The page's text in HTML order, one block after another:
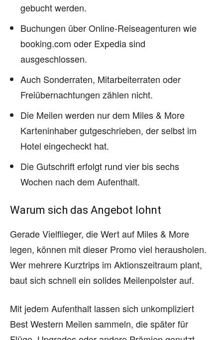
gebucht werden.
Buchungen über Online-Reiseagenturen wie
booking.com oder Expedia sind
ausgeschlossen.
Auch Sonderraten, Mitarbeiterraten oder
Freiübernachtungen zählen nicht.
Die Meilen werden nur dem Miles & More
Karteninhaber gutgeschrieben, der selbst im
Hotel eingecheckt hat.
Die Gutschrift erfolgt rund vier bis sechs
Wochen nach dem Aufenthalt.
Warum sich das Angebot lohnt
Gerade Vielflieger, die Wert auf Miles & More
legen, können mit dieser Promo viel herausholen.
Wer mehrere Kurztrips im Aktionszeitraum plant,
baut sich schnell ein solides Meilenpolster auf.
Mit jedem Aufenthalt lassen sich unkompliziert
Best Western Meilen sammeln, die später für